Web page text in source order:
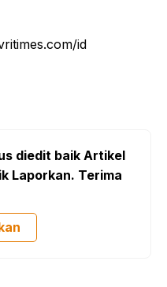
id
diedit baik Artikel
Laporkan. Terima